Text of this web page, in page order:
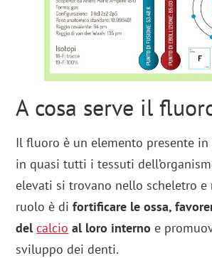
A cosa serve il
Il fluoro è un elemento presente
in quasi tutti i tessuti
elevati si trovano nello scheletro e
ruolo è difortificare le ossa,
delcalcio al loro interno e
sviluppo dei denti.